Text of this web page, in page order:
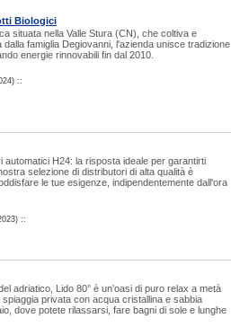
Biologici
situata nella Valle Stura (CN), che coltiva e
famiglia Degiovanni, l'azienda unisce tradizione
energie rinnovabili fin dal 2010.
::
H24: la risposta ideale per garantirti
selezione di distributori di alta qualità è
le tue esigenze, indipendentemente dall'ora
::
adriatico, Lido 80° è un’oasi di puro relax a metà
privata con acqua cristallina e sabbia
dove potete rilassarsi, fare bagni di sole e lunghe